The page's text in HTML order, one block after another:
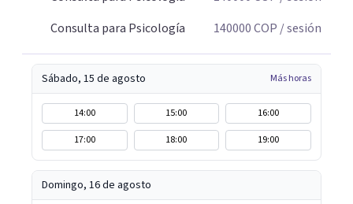
Consulta para Psicología
140000COP / sesión
Sábado, 15 de agosto Más horas
14:00 15:00
16:00
17:00
18:00 19:00
Domingo, 16 de agosto